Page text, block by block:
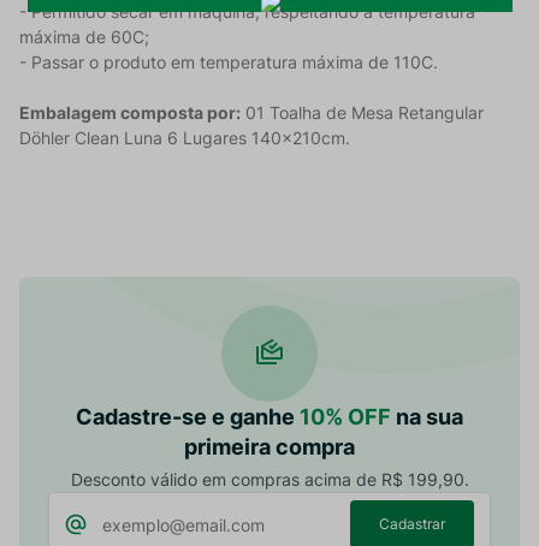
- Permitido secar em máquina, respeitando a temperatura
máxima de 60C;
- Passar o produto em temperatura máxima de 110C.
Embalagem composta por: 01 Toalha de Mesa Retangular
Döhler Clean Luna 6 Lugares 140x210cm.
Cadastre-se e ganhe 10% OFF na sua
primeira compra
Desconto válido em compras acima de R$ 199,90.
Cadastrar